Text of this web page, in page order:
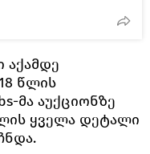
წლის
მა აუქციონზე
ყველა დეტალი